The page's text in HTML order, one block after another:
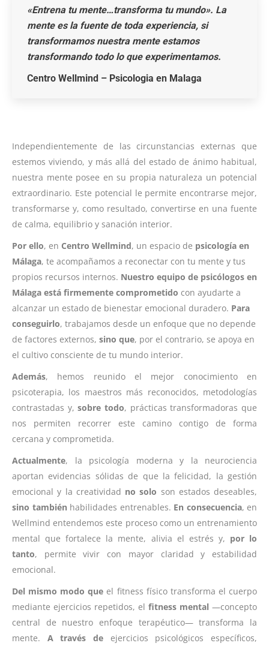
«Entrena tu mente…transforma tu mundo». La
mente es la fuente de toda experiencia, si
transformamos nuestra mente estamos
transformando todo lo que experimentamos.
Centro Wellmind – Psicologia en Malaga
Independientemente de las circunstancias externas que
estemos viviendo, y más allá del estado de ánimo habitual,
nuestra mente posee en su propia naturaleza un potencial
extraordinario. Este potencial le permite encontrarse mejor,
transformarse y, como resultado, convertirse en una fuente
de calma, equilibrio y sanación interior.
Por ello, en Centro Wellmind, un espacio de psicología en
Málaga, te acompañamos a reconectar con tu mente y tus
propios recursos internos. Nuestro equipo de psicólogos en
Málaga está firmemente comprometido con ayudarte a
alcanzar un estado de bienestar emocional duradero. Para
conseguirlo, trabajamos desde un enfoque que no depende
de factores externos, sino que, por el contrario, se apoya en
el cultivo consciente de tu mundo interior.
Además, hemos reunido el mejor conocimiento en
psicoterapia, los maestros más reconocidos, metodologías
contrastadas y,sobre todo, prácticas transformadoras que
nos permiten recorrer este camino contigo de forma
cercana y comprometida.
Actualmente, la psicología moderna y la neurociencia
aportan evidencias sólidas de que la felicidad, la gestión
emocional y la creatividad no solo son estados deseables,
sino también habilidades entrenables. En consecuencia, en
Wellmind entendemos este proceso como un entrenamiento
mental que fortalece la mente, alivia el estrés y, por lo
tanto, permite vivir con mayor claridad y estabilidad
emocional.
Del mismo modo que el fitness físico transforma el cuerpo
mediante ejercicios repetidos, el fitness mental —concepto
central de nuestro enfoque terapéutico— transforma la
mente. A través de ejercicios psicológicos específicos,